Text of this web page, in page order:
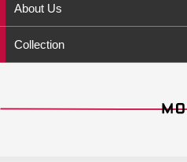
About Us
Collection